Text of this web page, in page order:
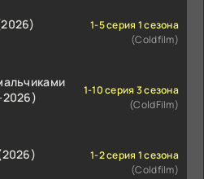
1-5 серия 1 сезона
(Coldfilm)
2026)
1-10 серия 3 сезона
(ColdFilm)
1-2 серия 1 сезона
(Coldfilm)